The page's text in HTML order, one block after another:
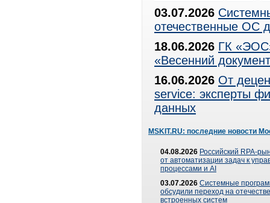
03.07.2026
отечественные ОС
18.06.2026 ГК
«Весенний
16.06.2026 От
service: эксперты
данных
MSKIT.RU: последние новости
04.08.2026 Российский RPA-
от автоматизации задач к
процессами и AI
03.07.2026 Системные
обсудили переход на
встроенных систем